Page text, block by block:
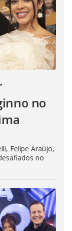
no
Felipe Araújo,
no